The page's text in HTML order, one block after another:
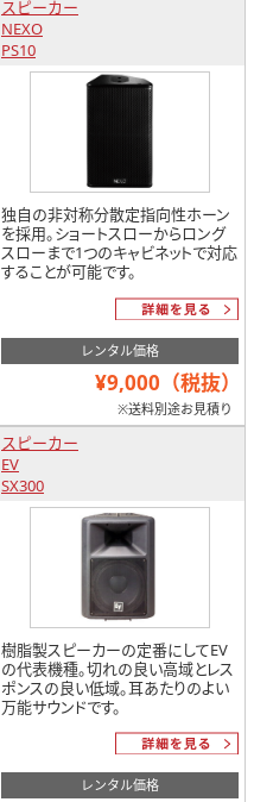
スピーカー
NEXO
PS10
独自の非対称分散定指向性ホーン
を採用。ショートスローからロング
スローまで1つのキャビネットで対応
することが可能です。
レンタル価格
¥9,000（税抜）
※送料別途お見積り
スピーカー
EV
SX300
樹脂製スピーカーの定番にしてEV
の代表機種。切れの良い高域とレス
ポンスの良い低域。耳あたりのよい
万能サウンドです。
レンタル価格